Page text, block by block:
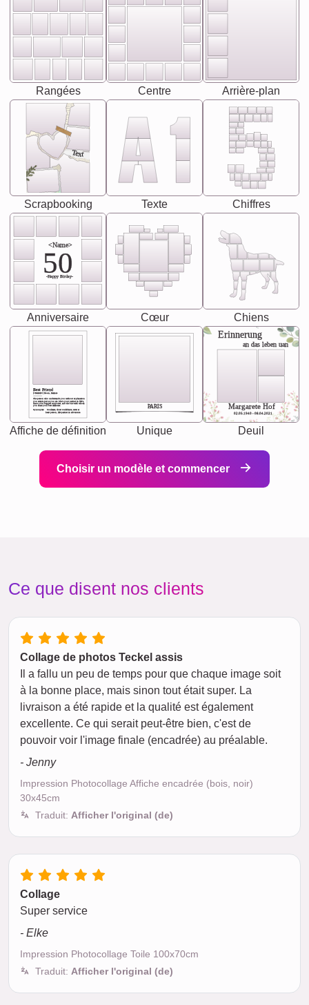
Rangées Centre Arrière-plan
Text
Scrapbooking Texte Chiffres
<Name>
50
-Happy Birday-
Anniversaire Cœur Chiens
Best Friend
[<NAME>] Noun, feminie
Synonyms: Soulmate, closet confidante, sister at
heart person, life partner in adventure.
The person who understands you without explanation
you accepts just as you are. She's your partner in life's,
chaos your biggest supporter, and the one with whom
you share your best memories.
Affiche de définition
PARIS
Unique
Erinnerung
an das leben uan
Margarete Hof
02.05.1940 - 08.04.2021
Deuil
Choisir un modèle et commencer
Ce que disent nos clients
Collage de photos Teckel assis
Il a fallu un peu de temps pour que chaque image soit
à la bonne place, mais sinon tout était super. La
livraison a été rapide et la qualité est également
excellente. Ce qui serait peut-être bien, c'est de
pouvoir voir l'image finale (encadrée) au préalable.
- Jenny
Impression Photocollage Affiche encadrée (bois, noir)
30x45cm
Traduit: Afficher l'original (de)
Collage
Super service
- Elke
Impression Photocollage Toile 100x70cm
Traduit: Afficher l'original (de)